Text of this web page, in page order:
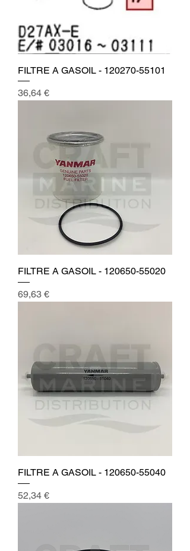
FILTRE A GASOIL - 120270-55101
Prix
36,64 €
FILTRE A GASOIL - 120650-55020
Prix
69,63 €
FILTRE A GASOIL - 120650-55040
Prix
52,34 €